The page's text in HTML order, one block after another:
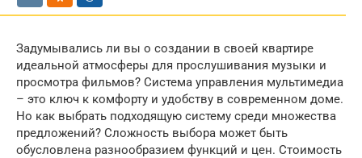
Задумывались ли вы о создании в своей квартире
идеальной атмосферы для прослушивания музыки и
просмотра фильмов? Система управления мультимедиа
– это ключ к комфорту и удобству в современном доме.
Но как выбрать подходящую систему среди множества
предложений? Сложность выбора может быть
обусловлена разнообразием функций и цен. Стоимость